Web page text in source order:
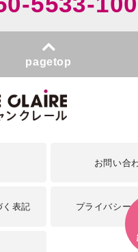
pagetop
お問い合
く表記 プライバシー